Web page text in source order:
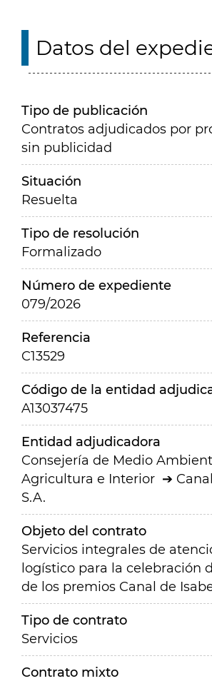
Datos del
Tipo de publicación
Contratos adjudicados por
sin publicidad
Situación
Resuelta
Tipo de resolución
Formalizado
Número de expediente
079/2026
Referencia
C13529
Código de la entidad
A13037475
Entidad adjudicadora
Consejería de Medio
Agricultura e Interior
S.A.
Objeto del contrato
Servicios integrales de
logístico para la celebración
de los premios Canal de
Tipo de contrato
Servicios
Contrato mixto